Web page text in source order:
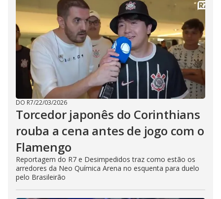
DO R7/22/03/2026
Torcedor japonês do Corinthians
rouba a cena antes de jogo com o
Flamengo
Reportagem do R7 e Desimpedidos traz como estão os
arredores da Neo Química Arena no esquenta para duelo
pelo Brasileirão